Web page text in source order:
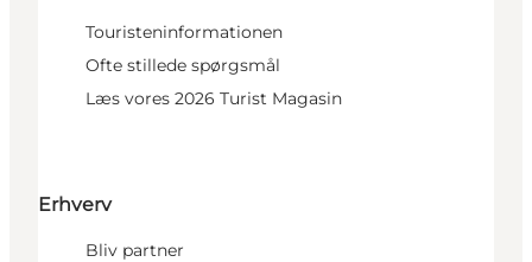
Touristeninformationen
Ofte stillede spørgsmål
Læs vores 2026 Turist Magasin
Erhverv
Bliv partner